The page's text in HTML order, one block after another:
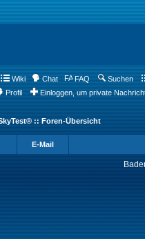
Wiki Chat FAQ Suchen
Profil
Einloggen, um private
:: Foren-Übersicht
E-Mail